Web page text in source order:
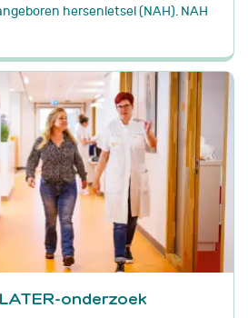
hersenletsel (NAH). NAH
onderzoek